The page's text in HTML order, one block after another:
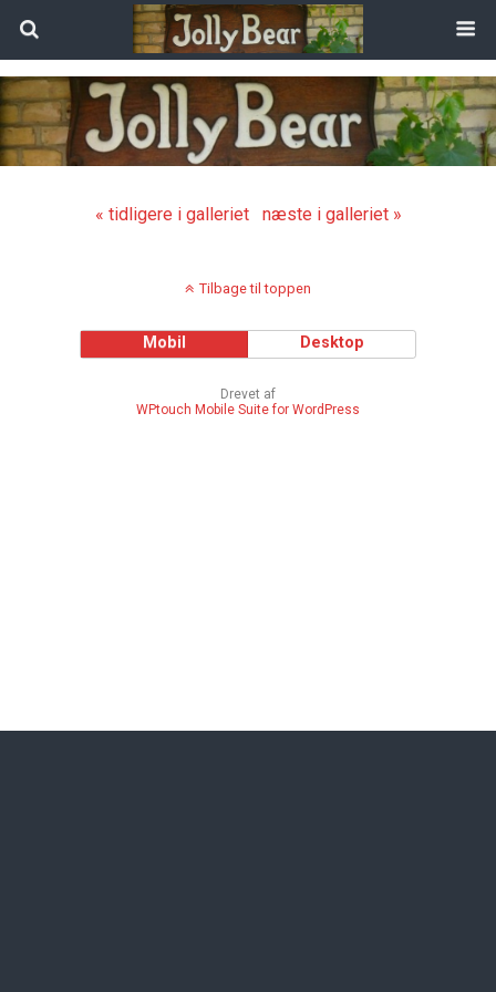
« tidligere i galleriet næste i galleriet »
Tilbage til toppen
Mobil Desktop
Drevet af
WPtouch Mobile Suite for WordPress